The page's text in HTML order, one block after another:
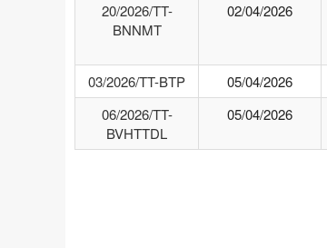
20/2026/TT-
BNNMT
02/04/2026
03/2026/TT-BTP
05/04/2026
06/2026/TT-
BVHTTDL
05/04/2026